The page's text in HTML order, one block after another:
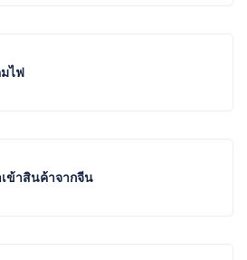
ไฟ
ข้าสินค้าจากจีน